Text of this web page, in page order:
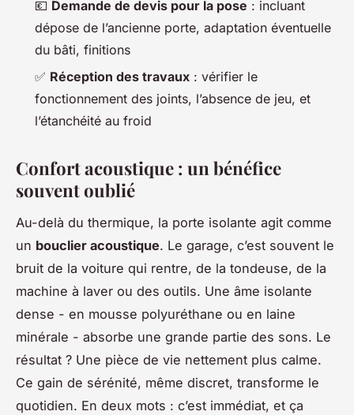
💶 Demande de devis pour la pose : incluant
dépose de l’ancienne porte, adaptation éventuelle
du bâti, finitions
✅ Réception des travaux : vérifier le
fonctionnement des joints, l’absence de jeu, et
l’étanchéité au froid
Confort acoustique : un bénéfice
souvent oublié
Au-delà du thermique, la porte isolante agit comme
un bouclier acoustique. Le garage, c’est souvent le
bruit de la voiture qui rentre, de la tondeuse, de la
machine à laver ou des outils. Une âme isolante
dense - en mousse polyuréthane ou en laine
minérale - absorbe une grande partie des sons. Le
résultat ? Une pièce de vie nettement plus calme.
Ce gain de sérénité, même discret, transforme le
quotidien. En deux mots : c’est immédiat, et ça